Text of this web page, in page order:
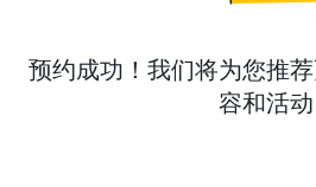
预约成功！我们将为您推
容和活动